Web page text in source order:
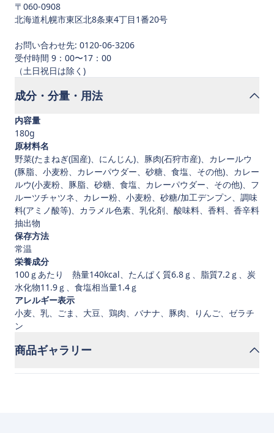
〒060-0908
北海道札幌市東区北8条東4丁目1番20号
お問い合わせ先: 0120-06-3206
受付時間 9：00〜17：00
成分・分量・用法
内容量
180g
原材料名
野菜(たまねぎ(国産)、にんじん)、豚肉(石狩市産)、カレールウ
(豚脂、小麦粉、カレーパウダー、砂糖、食塩、その他)、カレー
ルウ(小麦粉、豚脂、砂糖、食塩、カレーパウダー、その他)、フ
ルーツチャツネ、カレー粉、小麦粉、砂糖/加工デンプン、調味
料(アミノ酸等)、カラメル色素、乳化剤、酸味料、香料、香辛料
抽出物
保存方法
常温
栄養成分
100ｇあたり 熱量140kcal、たんぱく質6.8ｇ、脂質7.2ｇ、炭
水化物11.9ｇ、食塩相当量1.4ｇ
アレルギー表示
小麦、乳、ごま、大豆、鶏肉、バナナ、豚肉、りんご、ゼラチ
ン
商品ギャラリー